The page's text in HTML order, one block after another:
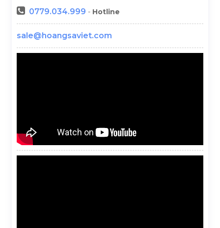
0779.034.999 - Hotline
sale@hoangsaviet.com